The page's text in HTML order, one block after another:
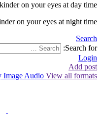
on your eyes at day time.
on your eyes at night time.
Search
Search for:
Login
Add post
Image Audio View all formats